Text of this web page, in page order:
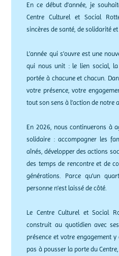
En ce début d’année, je
Centre Culturel et Social
sincères de santé, de solidarité
L’année qui s’ouvre est une
qui nous unit : le lien social,
portée à chacune et chacun.
votre présence, votre
tout son sens à l’action de notre
En 2026, nous continuerons à
solidaire : accompagner les
aînés, développer des actions
des temps de rencontre et de
générations. Parce qu’un
personne n’est laissé de côté.
Le Centre Culturel et Social
construit au quotidien avec
présence et votre engagement y
pas à pousser la porte du